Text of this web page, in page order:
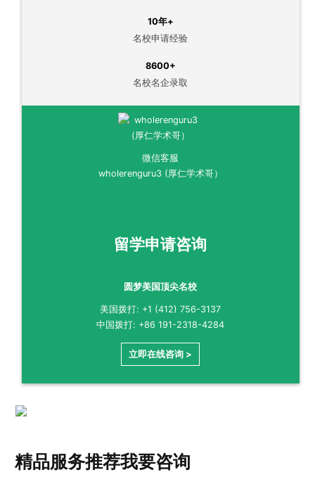
10年+
名校申请经验
8600+
名校名企录取
微信客服
wholerenguru3 (厚仁学术哥）
留学申请咨询
圆梦美国顶尖名校
美国拨打: +1 (412) 756-3137
中国拨打: +86 191-2318-4284
立即在线咨询 >
精品服务推荐我要咨询